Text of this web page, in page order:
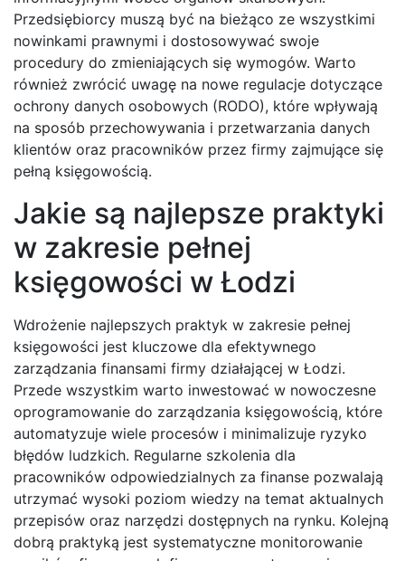
Przedsiębiorcy muszą być na bieżąco ze wszystkimi
nowinkami prawnymi i dostosowywać swoje
procedury do zmieniających się wymogów. Warto
również zwrócić uwagę na nowe regulacje dotyczące
ochrony danych osobowych (RODO), które wpływają
na sposób przechowywania i przetwarzania danych
klientów oraz pracowników przez firmy zajmujące się
pełną księgowością.
Jakie są najlepsze praktyki
w zakresie pełnej
księgowości w Łodzi
Wdrożenie najlepszych praktyk w zakresie pełnej
księgowości jest kluczowe dla efektywnego
zarządzania finansami firmy działającej w Łodzi.
Przede wszystkim warto inwestować w nowoczesne
oprogramowanie do zarządzania księgowością, które
automatyzuje wiele procesów i minimalizuje ryzyko
błędów ludzkich. Regularne szkolenia dla
pracowników odpowiedzialnych za finanse pozwalają
utrzymać wysoki poziom wiedzy na temat aktualnych
przepisów oraz narzędzi dostępnych na rynku. Kolejną
dobrą praktyką jest systematyczne monitorowanie